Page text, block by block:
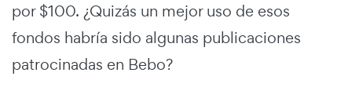
por $100. ¿Quizás un mejor uso de esos
fondos habría sido algunas publicaciones
patrocinadas en Bebo?